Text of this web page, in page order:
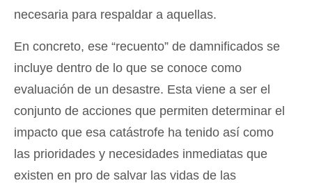
necesaria para respaldar a aquellas.
En concreto, ese “recuento” de damnificados se
incluye dentro de lo que se conoce como
evaluación de un desastre. Esta viene a ser el
conjunto de acciones que permiten determinar el
impacto que esa catástrofe ha tenido así como
las prioridades y necesidades inmediatas que
existen en pro de salvar las vidas de las